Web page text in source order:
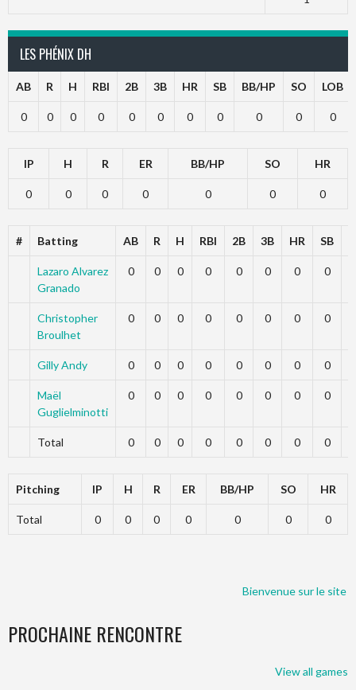
LES PHÉNIX DH
AB R H RBI 2B 3B HR SB BB/HP SO LOB
0 0 0 0 0 0 0 0 0 0 0
IP H R ER BB/HP SO HR
0 0 0 0 0 0 0
# Batting AB R H RBI 2B 3B HR SB
Lazaro Alvarez
Granado
0 0 0 0 0 0 0 0
Christopher
Broulhet
0 0 0 0 0 0 0 0
Gilly Andy 0 0 0 0 0 0 0 0
Maël
Guglielminotti
0 0 0 0 0 0 0 0
Total 0 0 0 0 0 0 0 0
Pitching IP H R ER BB/HP SO HR
Total 0 0 0 0 0 0 0
Bienvenue sur le site
PROCHAINE RENCONTRE
View all games